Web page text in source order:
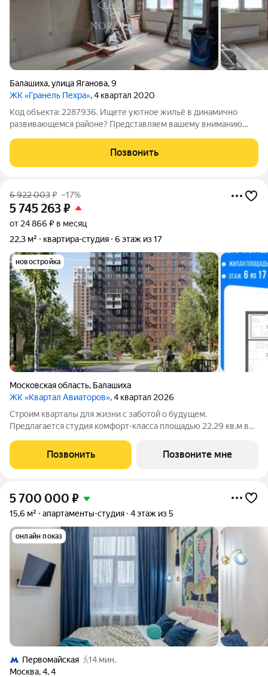
Балашиха,улица Яганова,9
ЖК «Гранель Пехра», 4 квартал 2020
Код объекта: 2287936. Ищете уютное жильё в динамично
развивающемся районе? Представляем вашему вниманию
для молодых специалистов или студентов, а также для тех, кто
ценит комфорт и
Позвонить
6 922 003₽ –17%
5 745 263₽
от 24 866 ₽ в месяц
22,3 м²
квартира-студия 6 этаж из 17
новостройка
Московская область, Балашиха
ЖК «Квартал Авиаторов», 4 квартал 2026
Строим кварталы для жизни с заботой о будущем.
Предлагается студия комфорт-класса площадью 22.29 кв.м в
комплексе "Квартал Авиаторов".Квартиры комплекса на
выбор: могут быть как с отделкой, так и
Позвонить Позвоните мне
5 700 000 ₽
15,6 м² апартаменты-студия 4 этаж из 5
онлайн показ
Первомайская
14 мин.
Москва,4,4